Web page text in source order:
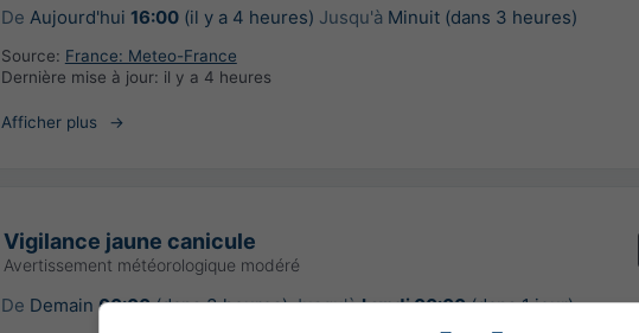
De Aujourd'hui 16:00(il y a 4 heures) Jusqu'à Minuit (dans 3 heures)
Source: France: Meteo-France
Dernière mise à jour: il y a 4 heures
Afficher plus
Vigilance jaune canicule
Avertissement météorologique modéré
De Demain 00:00(dans 3 heures)Jusqu'à Lundi 00:00(dans 1 jour)